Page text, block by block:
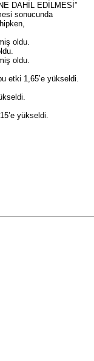
DAHİL EDİLMESİ”
sonucunda
oldu.
oldu.
etki 1,65’e yükseldi.
yükseldi.